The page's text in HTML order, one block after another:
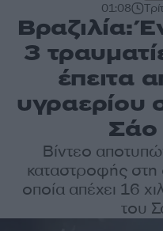
01:08
Βραζιλία:
3
έπειτα
υγραερίου
Βίντεο
καταστροφής στη
οποία απέχει 16
του